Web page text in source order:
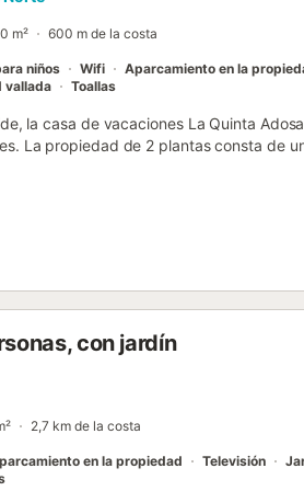
m² 600 m de la costa
niños Wifi Aparcamiento en la
vallada Toallas
la casa de vacaciones La Quinta
La propiedad de 2 plantas consta de
puede acomodar a 6 personas. Los
de trabajo dedicado para la oficina
equipamiento disponible para su uso.
y por un suplemento. Su zona exterior
un parque infantil y una ducha
en la calle. Las familias con niños
Las fiestas no están permitidas.
con jardín
2,7 km de la costa
en la propiedad Televisión